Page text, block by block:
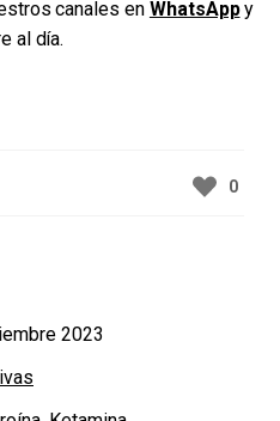
canales en WhatsAppy
al día.
0
2023